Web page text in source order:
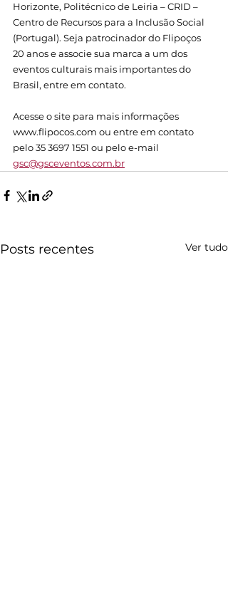
Horizonte, Politécnico de Leiria – CRID –
Centro de Recursos para a Inclusão Social
(Portugal). Seja patrocinador do Flipoços
20 anos e associe sua marca a um dos
eventos culturais mais importantes do
Brasil, entre em contato.
Acesse o site para mais informações
www.flipocos.com ou entre em contato
pelo 35 3697 1551 ou pelo e-mail
gsc@gsceventos.com.br
Posts recentes Ver tudo